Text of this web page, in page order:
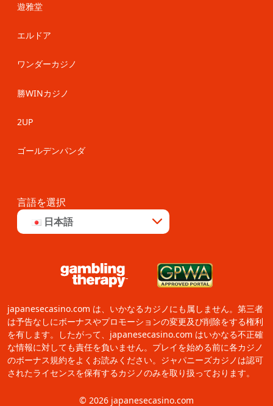
遊雅堂
エルドア
ワンダーカジノ
勝WINカジノ
2UP
ゴールデンパンダ
言語を選択
日本語
japanesecasino.com は、いかなるカジノにも属しません。第三者
は予告なしにボーナスやプロモーションの変更及び削除をする権利
を有します。したがって、japanesecasino.com はいかなる不正確
な情報に対しても責任を負いません。プレイを始める前に各カジノ
のボーナス規約をよくお読みください。ジャパニーズカジノは認可
されたライセンスを保有するカジノのみを取り扱っております。
© 2026 japanesecasino.com